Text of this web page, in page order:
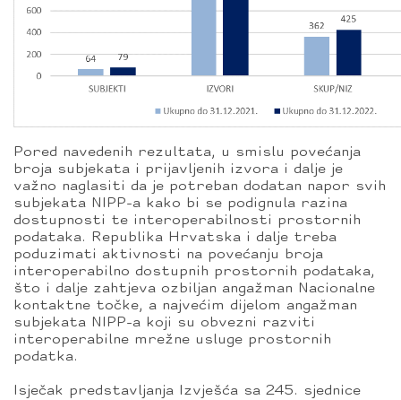
Pored navedenih rezultata, u smislu povećanja
broja subjekata i prijavljenih izvora i dalje je
važno naglasiti da je potreban dodatan napor svih
subjekata NIPP-a kako bi se podignula razina
dostupnosti te interoperabilnosti prostornih
podataka. Republika Hrvatska i dalje treba
poduzimati aktivnosti na povećanju broja
interoperabilno dostupnih prostornih podataka,
što i dalje zahtjeva ozbiljan angažman Nacionalne
kontaktne točke, a najvećim dijelom angažman
subjekata NIPP-a koji su obvezni razviti
interoperabilne mrežne usluge prostornih
podatka.
Isječak predstavljanja Izvješća sa 245. sjednice